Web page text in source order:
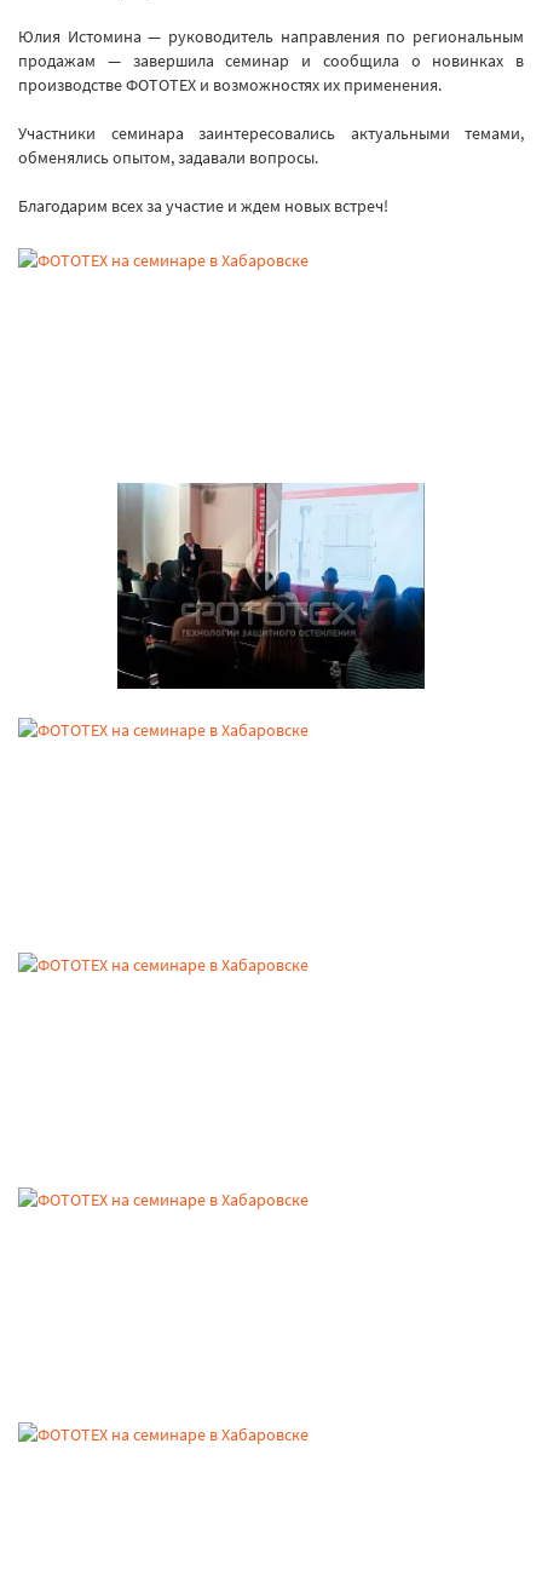
Юлия Истомина — руководитель направления по региональным
продажам — завершила семинар и сообщила о новинках в
производстве ФОТОТЕХ и возможностях их применения.
Участники семинара заинтересовались актуальными темами,
обменялись опытом, задавали вопросы.
Благодарим всех за участие и ждем новых встреч!